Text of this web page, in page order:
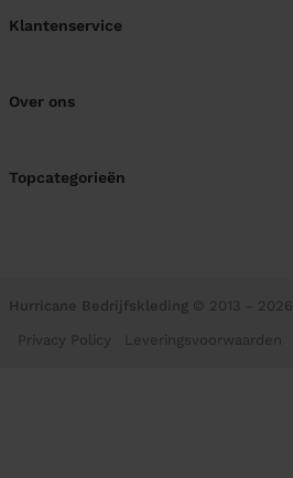
Klantenservice
Over ons
Topcategorieën
Hurricane Bedrijfskleding © 2013 - 2026
Privacy Policy Leveringsvoorwaarden